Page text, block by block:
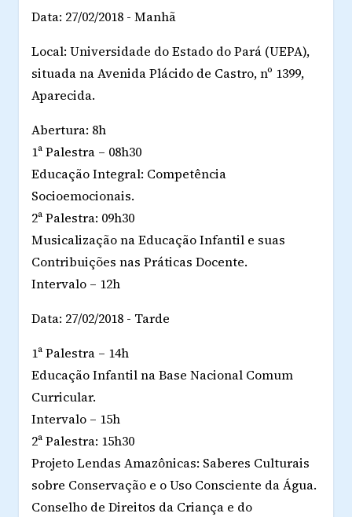
Data: 27/02/2018 - Manhã
Local: Universidade do Estado do Pará (UEPA),
situada na Avenida Plácido de Castro, nº 1399,
Aparecida.
Abertura: 8h
1ª Palestra – 08h30
Educação Integral: Competência
Socioemocionais.
2ª Palestra: 09h30
Musicalização na Educação Infantil e suas
Contribuições nas Práticas Docente.
Intervalo – 12h
Data: 27/02/2018 - Tarde
1ª Palestra – 14h
Educação Infantil na Base Nacional Comum
Curricular.
Intervalo – 15h
2ª Palestra: 15h30
Projeto Lendas Amazônicas: Saberes Culturais
sobre Conservação e o Uso Consciente da Água.
Conselho de Direitos da Criança e do